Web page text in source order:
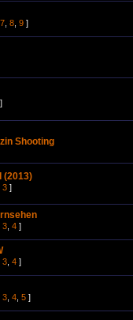
7 8 9 ]
]
Shooting
(2013)
3 ]
3 4 ]
3 4 ]
3 4 5 ]